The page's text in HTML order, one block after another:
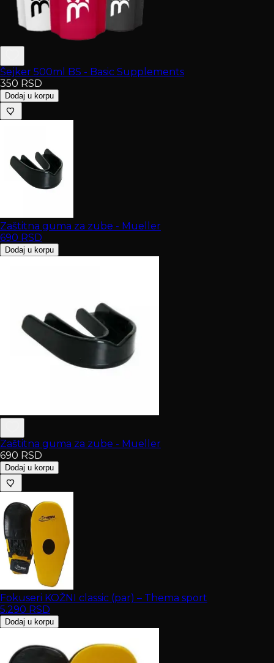
Šejker 500ml BS - Basic Supplements
350 RSD
Dodaj u korpu
Zaštitna guma za zube - Mueller
690 RSD
Dodaj u korpu
Zaštitna guma za zube - Mueller
690 RSD
Dodaj u korpu
Fokuseri KOŽNI classic (par) – Thema sport
5.290 RSD
Dodaj u korpu